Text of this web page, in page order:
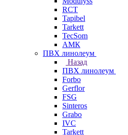
RCT
Tapibel
Tarkett
TecSom
АМК
ПВХ линолеум
Назад
ПВХ линолеум
Forbo
Gerflor
FSG
Sinteros
Grabo
IVC
Tarkett